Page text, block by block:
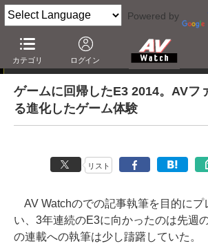
Powered by
カテゴリ ログイン
本田雅一のAVTrends
ゲームに回帰したE3 2014。AVフ
る進化したゲーム体験
リスト
AV Watchのでの記事執筆を目的にプ
い、3年連続のE3に向かったのは先週
の連載への執筆は少し躊躇していた。